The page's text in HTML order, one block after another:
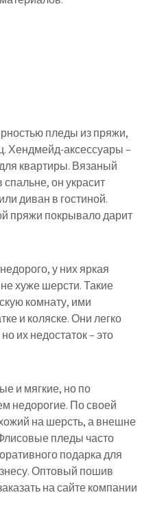
пледы из пряжи,
Хендмейд-аксессуары –
квартиры. Вязаный
он украсит
диван в гостиной.
пряжи покрывало дарит
у них яркая
хуже шерсти. Такие
комнату, ими
и коляске. Они легко
их недостаток – это
и мягкие, но по
недорогие. По своей
на шерсть, а внешне
пледы часто
подарка для
Оптовый пошив
на сайте компании